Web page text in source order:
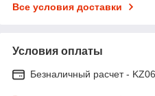
Все условия доставки
Условия оплаты
Безналичный расчет -